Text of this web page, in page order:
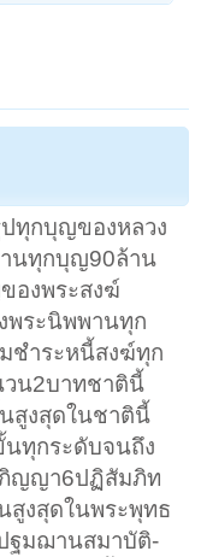
ทุกบุญของหลวง
นทุกบุญ90ล้าน
องพระสงฆ์
พระนิพพานทุก
ชำระหนี้สงฆ์ทุก
น2บาทชาตินี้
สูงสุดในชาตินี้
ทุกระดับจนถึง
ภิญญา6ปฏิสัมภิท
งสุดในพระพุทธ
ฐมฌานสมาบัติ-